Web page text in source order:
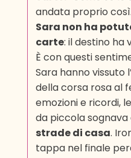
andata proprio
Sara non ha
carte: il destino ha
È con questi
Sara hanno vissuto
della corsa rosa al
emozioni e ricordi,
da piccola
strade di casa.
tappa nel finale